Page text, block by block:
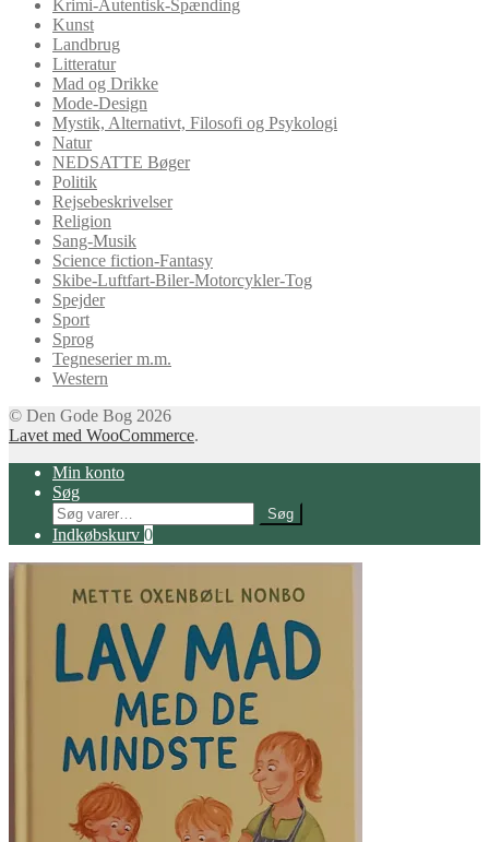
Krimi-Autentisk-Spænding
Kunst
Landbrug
Litteratur
Mad og Drikke
Mode-Design
Mystik, Alternativt, Filosofi og Psykologi
Natur
NEDSATTE Bøger
Politik
Rejsebeskrivelser
Religion
Sang-Musik
Science fiction-Fantasy
Skibe-Luftfart-Biler-Motorcykler-Tog
Spejder
Sport
Sprog
Tegneserier m.m.
Western
© Den Gode Bog 2026
Lavet med WooCommerce.
Min konto
Søg
Søg
efter:
Søg
Indkøbskurv 0